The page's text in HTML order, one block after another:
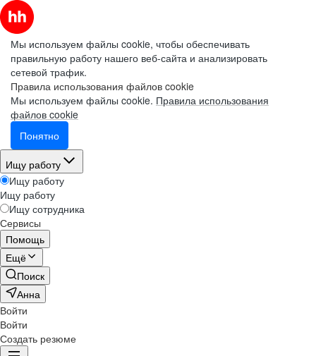
Мы используем файлы cookie, чтобы обеспечивать
правильную работу нашего веб-сайта и анализировать
сетевой трафик.
Правила использования файлов cookie
Мы используем файлы cookie. Правила использования
файлов cookie
Понятно
Ищу работу
Ищу работу
Ищу работу
Ищу сотрудника
Сервисы
Помощь
Ещё
Поиск
Анна
Войти
Войти
Создать резюме